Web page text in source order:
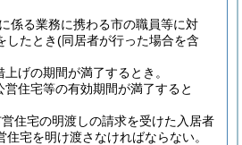
係る業務に携わる市の職員等に対
したとき(同居者が行った場合を含
げの期間が満了するとき。
営住宅等の有効期間が満了すると
住宅の明渡しの請求を受けた入居者
宅を明け渡さなければならない。